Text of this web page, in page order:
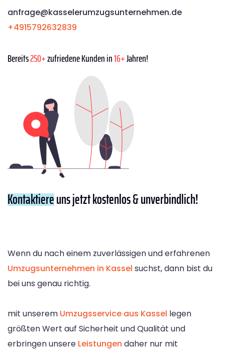
anfrage@kasselerumzugsunternehmen.de
+4915792632839
Bereits250+zufriedene Kunden in16+Jahren!
Kontaktiereuns jetzt kostenlos & unverbindlich!
Wenn du nach einem zuverlässigen und erfahrenen
Umzugsunternehmen in Kassel suchst, dann bist du
bei uns genau richtig.
mit unserem Umzugsservice aus Kassel legen
größten Wert auf Sicherheit und Qualität und
erbringen unsere Leistungen daher nur mit